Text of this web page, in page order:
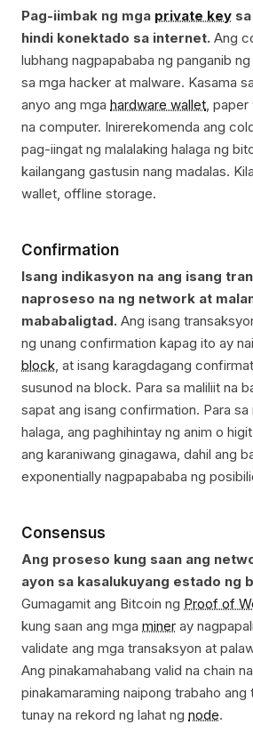
Pag-iimbak ng mga private key
hindi konektado sa internet. Ang
lubhang nagpapababa ng panganib
sa mga hacker at malware. Kasama
anyo ang mga hardware wallet, paper
na computer. Inirerekomenda ang
pag-iingat ng malalaking halaga ng
kailangang gastusin nang madalas.
wallet, offline storage.
Confirmation
Isang indikasyon na ang isang
naproseso na ng network at
mababaligtad. Ang isang
ng unang confirmation kapag ito ay
block, at isang karagdagang
susunod na block. Para sa maliliit na
sapat ang isang confirmation. Para sa
halaga, ang paghihintay ng anim o
ang karaniwang ginagawa, dahil ang
exponentially nagpapababa ng
Consensus
Ang proseso kung saan ang
ayon sa kasalukuyang estado ng
Gumagamit ang Bitcoin ng Proof of
kung saan ang mga miner ay
validate ang mga transaksyon at
Ang pinakamahabang valid na chain
pinakamaraming naipong trabaho ang
tunay na rekord ng lahat ng node.